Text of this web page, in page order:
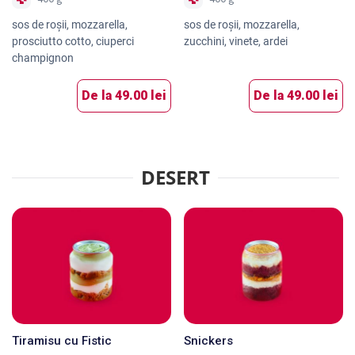
sos de roşii, mozzarella,
prosciutto cotto, ciuperci
champignon
De la 49.00 lei
sos de roşii, mozzarella,
zucchini, vinete, ardei
De la 49.00 lei
DESERT
Tiramisu cu Fistic
Snickers